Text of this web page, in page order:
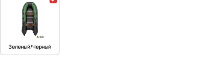
Зеленый/Черный